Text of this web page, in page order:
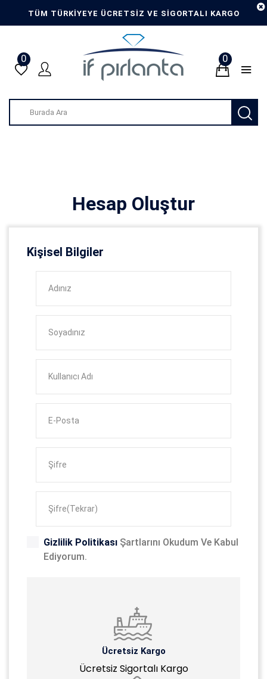
TÜM TÜRKİYEYE ÜCRETSİZ VE SİGORTALI KARGO
0 0
Hesap Oluştur
Kişisel Bilgiler
Gizlilik Politikası Şartlarını Okudum Ve Kabul
Ediyorum.
Ücretsiz Kargo
Ücretsiz Sigortalı Kargo